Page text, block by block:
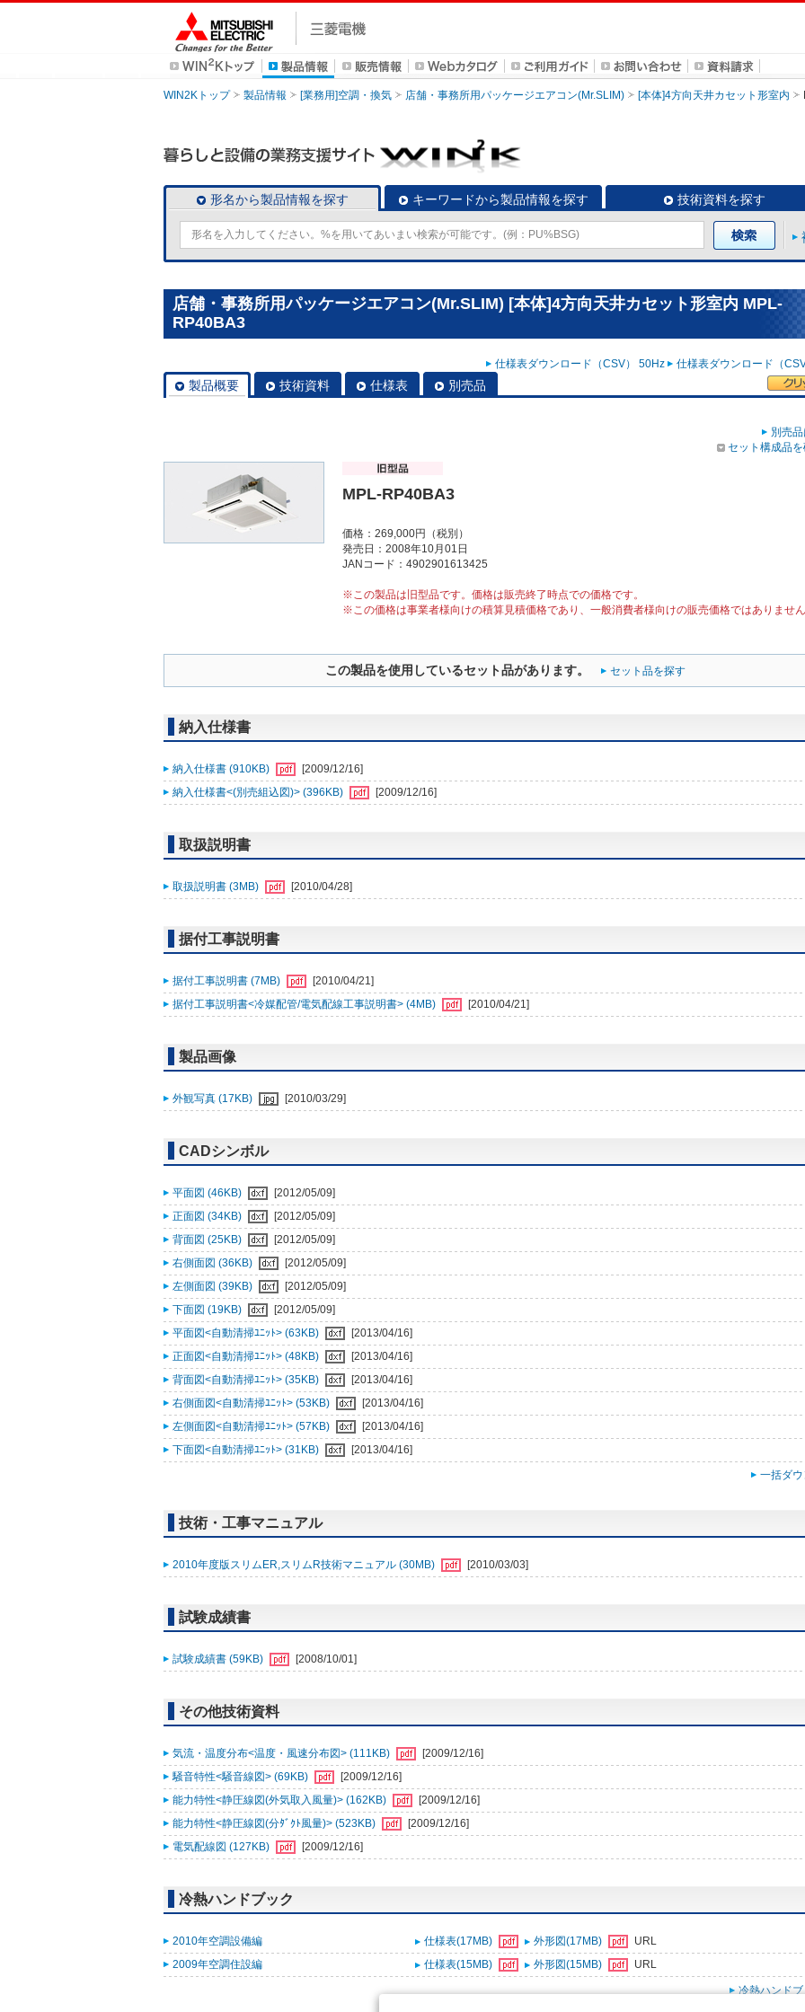
WIN2Kトップ 製品情報 [業務用]空調・換気 店舗・事務所用パッケージエアコン(Mr.SLIM) [本体]4方向天井カセット形室内
形名から製品情報を探す キーワードから製品情報を探す 技術資料を探す
店舗・事務所用パッケージエアコン(Mr.SLIM) [本体]4方向天井カセット形室内 MPL-
RP40BA3
仕様表ダウンロード（CSV） 50Hz 仕様表ダウンロード（
製品概要 技術資料 仕様表 別売品
別売
セット構成品
MPL-RP40BA3
価格：269,000円（税別）
発売日：2008年10月01日
JANコード：4902901613425
※この製品は旧型品です。価格は販売終了時点での価格です。
※この価格は事業者様向けの積算見積価格であり、一般消費者様向けの販売価格ではありませ
この製品を使用しているセット品があります。 セット品を探す
納入仕様書
納入仕様書 (910KB)
[2009/12/16]
納入仕様書<(別売組込図)> (396KB)
[2009/12/16]
取扱説明書
取扱説明書 (3MB) [2010/04/28]
据付工事説明書
据付工事説明書 (7MB)
[2010/04/21]
据付工事説明書<冷媒配管/電気配線工事説明書> (4MB)
[2010/04/21]
製品画像
外観写真 (17KB) [2010/03/29]
CADシンボル
平面図 (46KB)
[2012/05/09]
正面図 (34KB)
[2012/05/09]
背面図 (25KB)
[2012/05/09]
右側面図 (36KB)
[2012/05/09]
左側面図 (39KB)
[2012/05/09]
下面図 (19KB)
[2012/05/09]
平面図<自動清掃ﾕﾆｯﾄ> (63KB)
[2013/04/16]
正面図<自動清掃ﾕﾆｯﾄ> (48KB)
[2013/04/16]
背面図<自動清掃ﾕﾆｯﾄ> (35KB)
[2013/04/16]
右側面図<自動清掃ﾕﾆｯﾄ> (53KB)
[2013/04/16]
左側面図<自動清掃ﾕﾆｯﾄ> (57KB)
[2013/04/16]
下面図<自動清掃ﾕﾆｯﾄ> (31KB)
[2013/04/16]
一括ダ
技術・工事マニュアル
2010年度版スリムER,スリムR技術マニュアル (30MB) [2010/03/03]
試験成績書
試験成績書 (59KB) [2008/10/01]
その他技術資料
気流・温度分布<温度・風速分布図> (111KB)
[2009/12/16]
騒音特性<騒音線図> (69KB)
[2009/12/16]
能力特性<静圧線図(外気取入風量)> (162KB)
[2009/12/16]
能力特性<静圧線図(分ﾀﾞｸﾄ風量)> (523KB)
[2009/12/16]
電気配線図 (127KB)
[2009/12/16]
冷熱ハンドブック
2010年空調設備編 仕様表(17MB) 外形図(17MB)
URL
2009年空調住設編
仕様表(15MB) 外形図(15MB) URL
冷熱ハンド